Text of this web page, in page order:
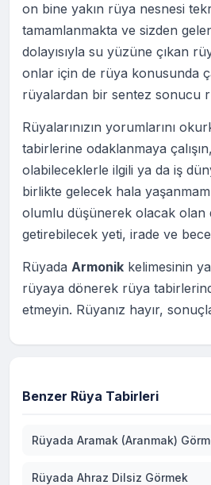
on bine yakın rüya nesnesi
tamamlanmakta ve sizden
dolayısıyla su yüzüne çıkan
onlar için de rüya konusunda
rüyalardan bir sentez sonucu
Rüyalarınızın yorumlarını
tabirlerine odaklanmaya
olabileceklerle ilgili ya da iş
birlikte gelecek hala
olumlu düşünerek olacak olan
getirebilecek yeti, irade ve
Rüyada Armonik kelimesinin
rüyaya dönerek rüya
etmeyin. Rüyanız hayır,
Benzer Rüya Tabirleri
Rüyada Aramak (Aranmak)
Rüyada Ahraz Dilsiz Görmek